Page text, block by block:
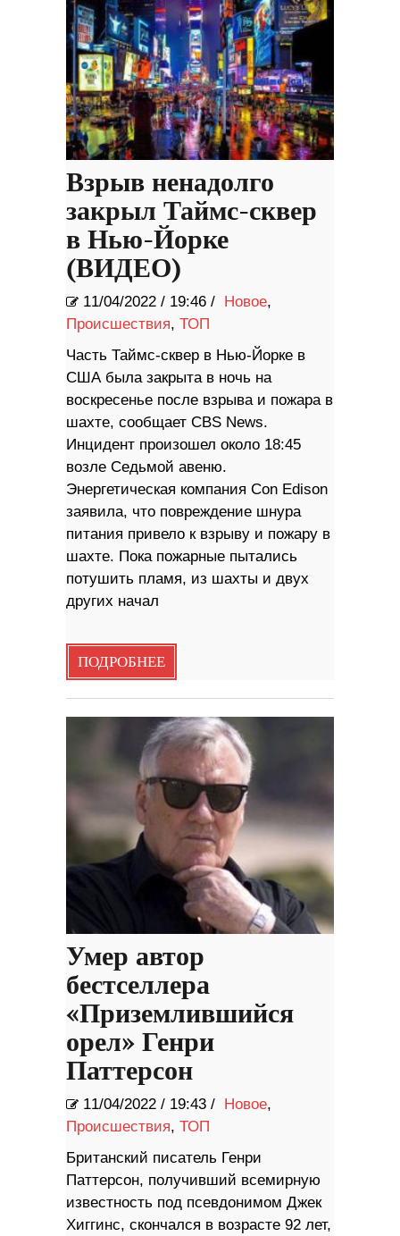
Взрыв ненадолго
закрыл Таймс-сквер
в Нью-Йорке
(ВИДЕО)
11/04/2022 / 19:46 / Новое,
Происшествия, ТОП
Часть Таймс-сквер в Нью-Йорке в
США была закрыта в ночь на
воскресенье после взрыва и пожара в
шахте, сообщает CBS News.
Инцидент произошел около 18:45
возле Седьмой авеню.
Энергетическая компания Con Edison
заявила, что повреждение шнура
питания привело к взрыву и пожару в
шахте. Пока пожарные пытались
потушить пламя, из шахты и двух
других начал
ПОДРОБНЕЕ
Умер автор
бестселлера
«Приземлившийся
орел» Генри
Паттерсон
11/04/2022 / 19:43 / Новое,
Происшествия, ТОП
Британский писатель Генри
Паттерсон, получивший всемирную
известность под псевдонимом Джек
Хиггинс, скончался в возрасте 92 лет,